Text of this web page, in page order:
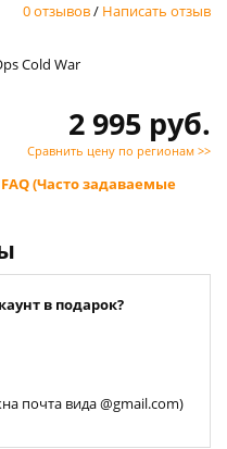
0 отзывов/ Написать отзыв
Cold War
2 995 руб.
Сравнить цену по регионам >>
(Часто задаваемые
в подарок?
почта вида @gmail.com)